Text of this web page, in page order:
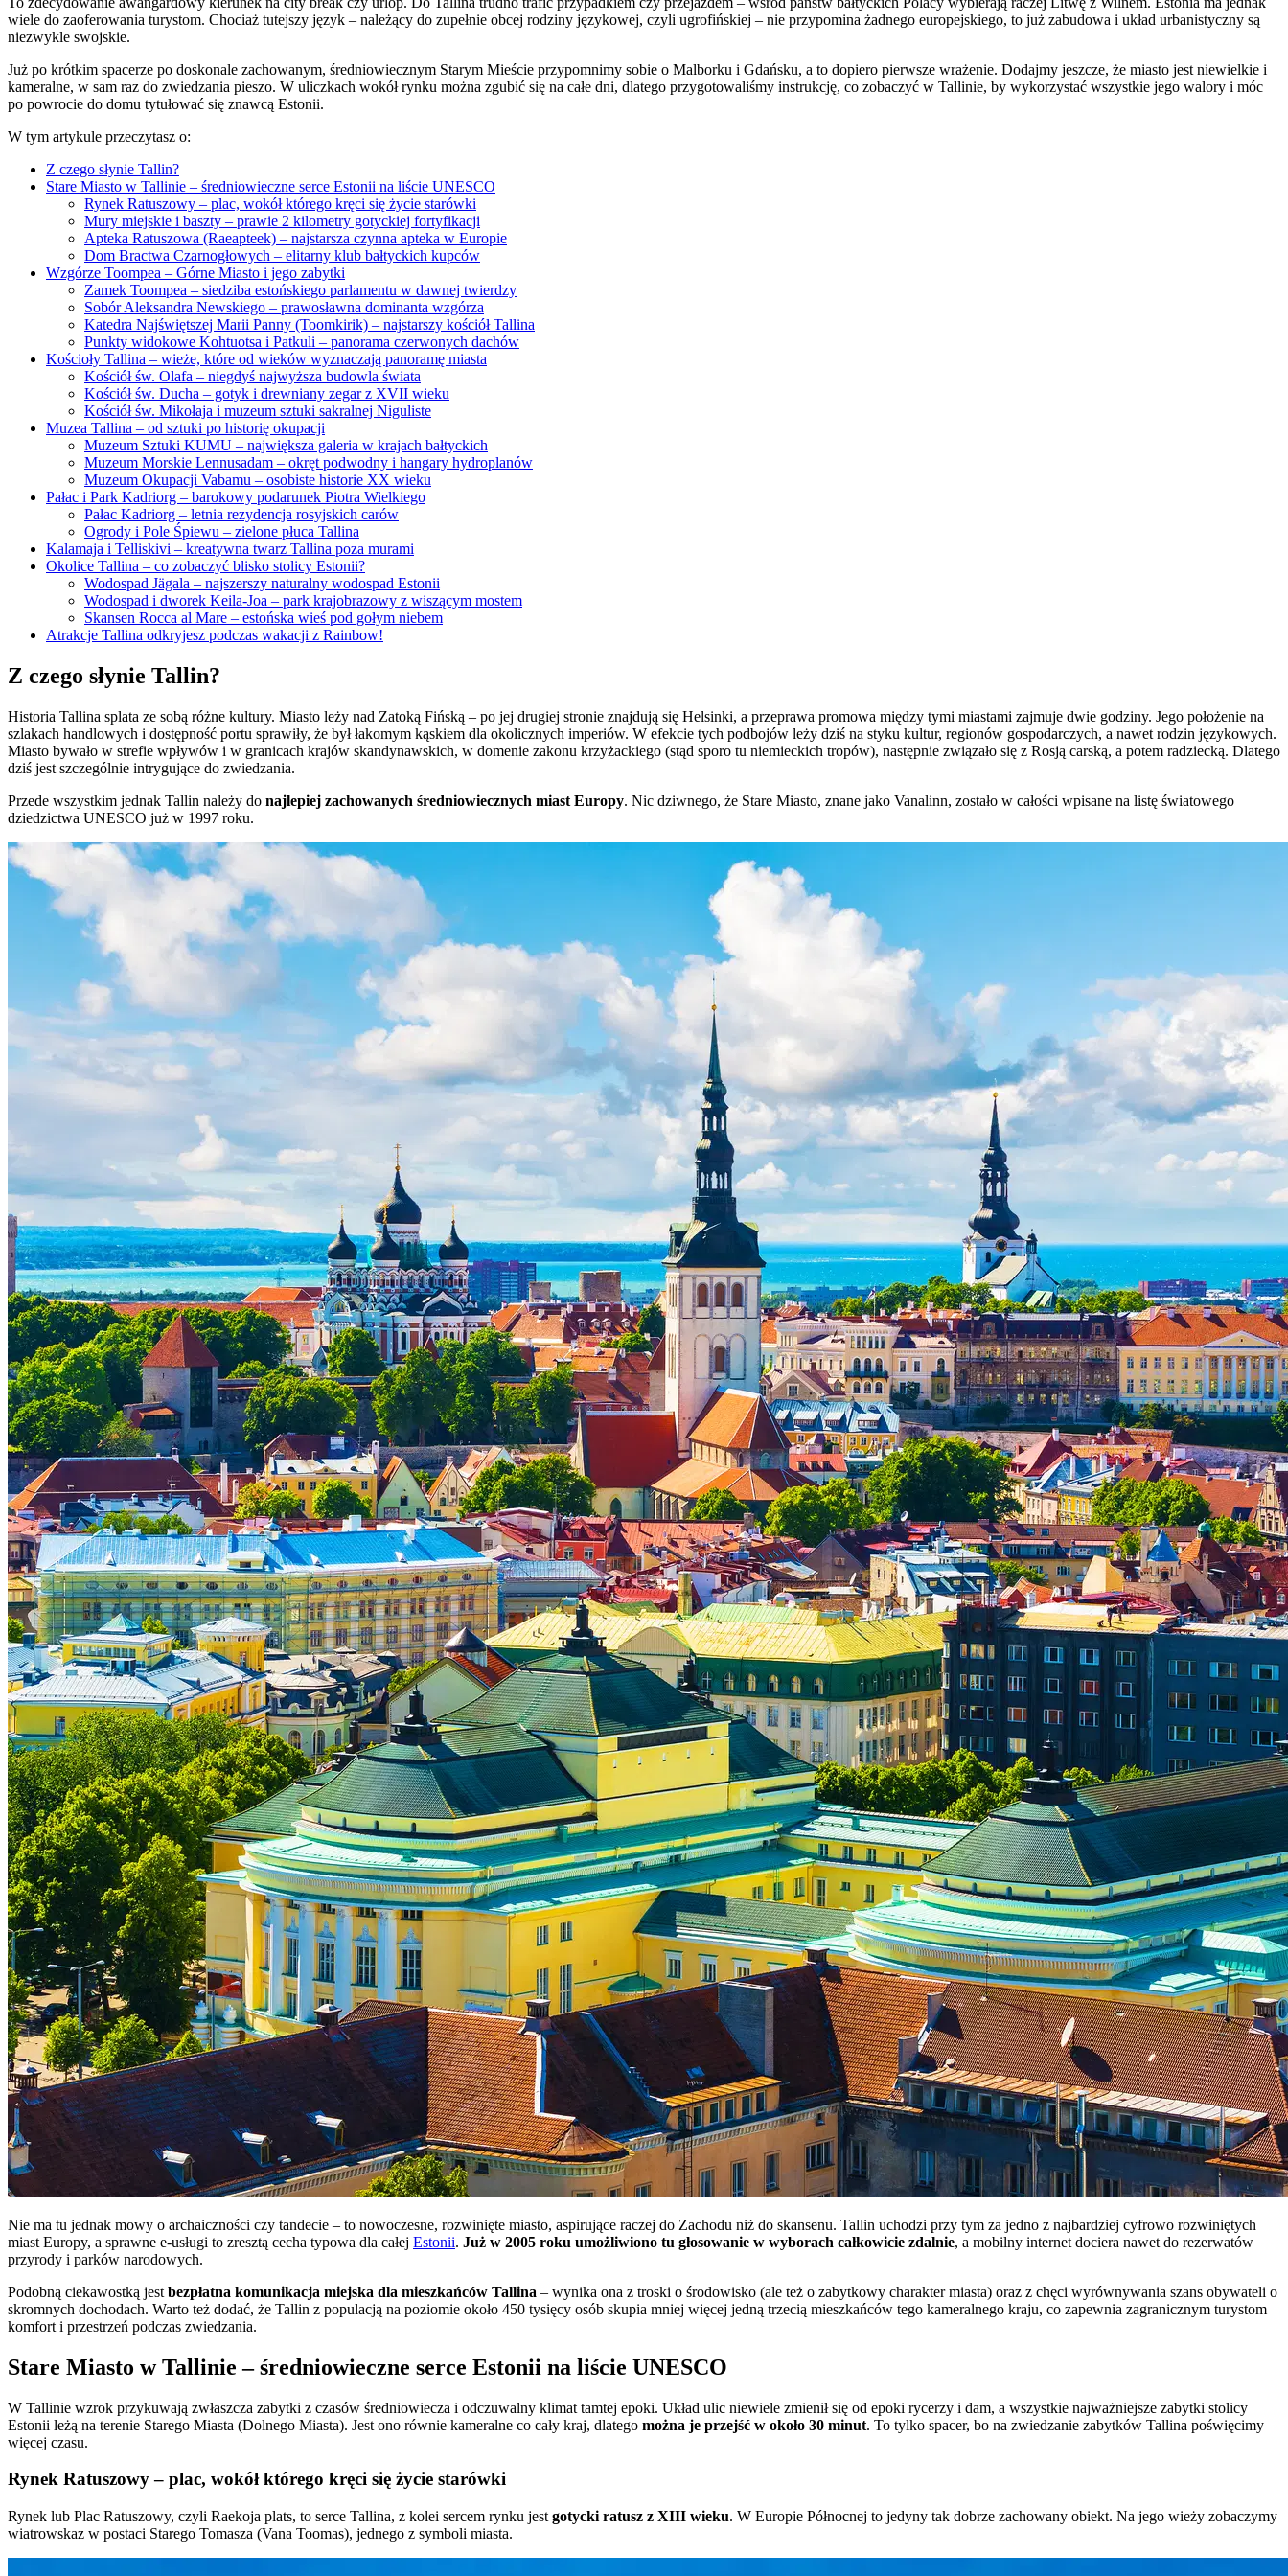
wiele do zaoferowania turystom. Chociaż tutejszy język – należący do zupełnie obcej rodziny językowej, czyli ugrofińskiej – nie przypomina żadnego europejskiego, to już zabudowa i układ urbanistyczny są
niezwykle swojskie.
Już po krótkim spacerze po doskonale zachowanym, średniowiecznym Starym Mieście przypomnimy sobie o Malborku i Gdańsku, a to dopiero pierwsze wrażenie. Dodajmy jeszcze, że miasto jest niewielkie i
kameralne, w sam raz do zwiedzania pieszo. W uliczkach wokół rynku można zgubić się na całe dni, dlatego przygotowaliśmy instrukcję, co zobaczyć w Tallinie, by wykorzystać wszystkie jego walory i móc
po powrocie do domu tytułować się znawcą Estonii.
W tym artykule przeczytasz o:
Z czego słynie Tallin?
Stare Miasto w Tallinie – średniowieczne serce Estonii na liście UNESCO
Rynek Ratuszowy – plac, wokół którego kręci się życie starówki
Mury miejskie i baszty – prawie 2 kilometry gotyckiej fortyfikacji
Apteka Ratuszowa (Raeapteek) – najstarsza czynna apteka w Europie
Dom Bractwa Czarnogłowych – elitarny klub bałtyckich kupców
Wzgórze Toompea – Górne Miasto i jego zabytki
Zamek Toompea – siedziba estońskiego parlamentu w dawnej twierdzy
Sobór Aleksandra Newskiego – prawosławna dominanta wzgórza
Katedra Najświętszej Marii Panny (Toomkirik) – najstarszy kościół Tallina
Punkty widokowe Kohtuotsa i Patkuli – panorama czerwonych dachów
Kościoły Tallina – wieże, które od wieków wyznaczają panoramę miasta
Kościół św. Olafa – niegdyś najwyższa budowla świata
Kościół św. Ducha – gotyk i drewniany zegar z XVII wieku
Kościół św. Mikołaja i muzeum sztuki sakralnej Niguliste
Muzea Tallina – od sztuki po historię okupacji
Muzeum Sztuki KUMU – największa galeria w krajach bałtyckich
Muzeum Morskie Lennusadam – okręt podwodny i hangary hydroplanów
Muzeum Okupacji Vabamu – osobiste historie XX wieku
Pałac i Park Kadriorg – barokowy podarunek Piotra Wielkiego
Pałac Kadriorg – letnia rezydencja rosyjskich carów
Ogrody i Pole Śpiewu – zielone płuca Tallina
Kalamaja i Telliskivi – kreatywna twarz Tallina poza murami
Okolice Tallina – co zobaczyć blisko stolicy Estonii?
Wodospad Jägala – najszerszy naturalny wodospad Estonii
Wodospad i dworek Keila-Joa – park krajobrazowy z wiszącym mostem
Skansen Rocca al Mare – estońska wieś pod gołym niebem
Atrakcje Tallina odkryjesz podczas wakacji z Rainbow!
Z czego słynie Tallin?
Historia Tallina splata ze sobą różne kultury. Miasto leży nad Zatoką Fińską – po jej drugiej stronie znajdują się Helsinki, a przeprawa promowa między tymi miastami zajmuje dwie godziny. Jego położenie na
szlakach handlowych i dostępność portu sprawiły, że był łakomym kąskiem dla okolicznych imperiów. W efekcie tych podbojów leży dziś na styku kultur, regionów gospodarczych, a nawet rodzin językowych.
Miasto bywało w strefie wpływów i w granicach krajów skandynawskich, w domenie zakonu krzyżackiego (stąd sporo tu niemieckich tropów), następnie związało się z Rosją carską, a potem radziecką. Dlatego
dziś jest szczególnie intrygujące do zwiedzania.
Przede wszystkim jednak Tallin należy do najlepiej zachowanych średniowiecznych miast Europy. Nic dziwnego, że Stare Miasto, znane jako Vanalinn, zostało w całości wpisane na listę światowego
dziedzictwa UNESCO już w 1997 roku.
Nie ma tu jednak mowy o archaiczności czy tandecie – to nowoczesne, rozwinięte miasto, aspirujące raczej do Zachodu niż do skansenu. Tallin uchodzi przy tym za jedno z najbardziej cyfrowo rozwiniętych
miast Europy, a sprawne e-usługi to zresztą cecha typowa dla całej Estonii. Już w 2005 roku umożliwiono tu głosowanie w wyborach całkowicie zdalnie, a mobilny internet dociera nawet do rezerwatów
przyrody i parków narodowych.
Podobną ciekawostką jest bezpłatna komunikacja miejska dla mieszkańców Tallina – wynika ona z troski o środowisko (ale też o zabytkowy charakter miasta) oraz z chęci wyrównywania szans obywateli o
skromnych dochodach. Warto też dodać, że Tallin z populacją na poziomie około 450 tysięcy osób skupia mniej więcej jedną trzecią mieszkańców tego kameralnego kraju, co zapewnia zagranicznym turystom
komfort i przestrzeń podczas zwiedzania.
Stare Miasto w Tallinie – średniowieczne serce Estonii na liście UNESCO
W Tallinie wzrok przykuwają zwłaszcza zabytki z czasów średniowiecza i odczuwalny klimat tamtej epoki. Układ ulic niewiele zmienił się od epoki rycerzy i dam, a wszystkie najważniejsze zabytki stolicy
Estonii leżą na terenie Starego Miasta (Dolnego Miasta). Jest ono równie kameralne co cały kraj, dlatego można je przejść w około 30 minut. To tylko spacer, bo na zwiedzanie zabytków Tallina poświęcimy
więcej czasu.
Rynek Ratuszowy – plac, wokół którego kręci się życie starówki
Rynek lub Plac Ratuszowy, czyli Raekoja plats, to serce Tallina, z kolei sercem rynku jest gotycki ratusz z XIII wieku. W Europie Północnej to jedyny tak dobrze zachowany obiekt. Na jego wieży zobaczymy
wiatrowskaz w postaci Starego Tomasza (Vana Toomas), jednego z symboli miasta.